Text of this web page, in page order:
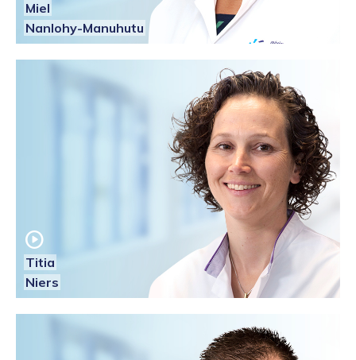
Miel
Nanlohy-Manuhutu
play_circle
Titia
Niers